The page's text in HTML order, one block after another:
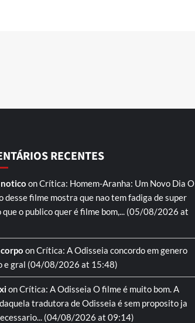
RECENTES
onCrítica: Homem-Aranha: Um Novo Dia O
desse filme mostra que nao tem fadiga de super
que o publico quer é filme bom,... (05/08/2026 at
onCrítica: A Odisseia concordo em genero
e gral (04/08/2026 at 15:48)
onCrítica: A Odisseia O filme é muito bom. A
tradutora de Odisseia é sem proposito ja
(04/08/2026 at 09:14)